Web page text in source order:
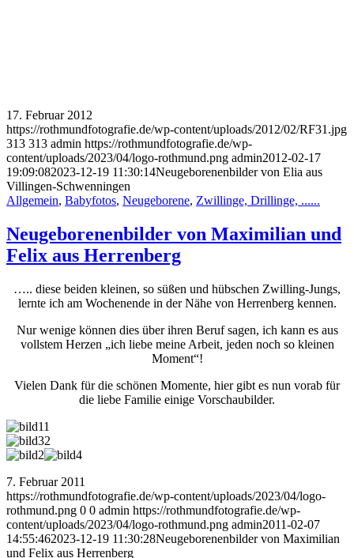
17. Februar 2012
https://rothmundfotografie.de/wp-content/uploads/2012/02/RF31.jpg
313 313 admin https://rothmundfotografie.de/wp-
content/uploads/2023/04/logo-rothmund.png admin2012-02-17
19:09:082023-12-19 11:30:14Neugeborenenbilder von Elia aus
Villingen-Schwenningen
Allgemein, Babyfotos, Neugeborene, Zwillinge, Drillinge, ......
Neugeborenenbilder von Maximilian und
Felix aus Herrenberg
….. diese beiden kleinen, so süßen und hübschen Zwilling-Jungs,
lernte ich am Wochenende in der Nähe von Herrenberg kennen.
Nur wenige können dies über ihren Beruf sagen, ich kann es aus
vollstem Herzen „ich liebe meine Arbeit, jeden noch so kleinen
Moment“!
Vielen Dank für die schönen Momente, hier gibt es nun vorab für
die liebe Familie einige Vorschaubilder.
7. Februar 2011
https://rothmundfotografie.de/wp-content/uploads/2023/04/logo-
rothmund.png 0 0 admin https://rothmundfotografie.de/wp-
content/uploads/2023/04/logo-rothmund.png admin2011-02-07
14:55:462023-12-19 11:30:28Neugeborenenbilder von Maximilian
und Felix aus Herrenberg